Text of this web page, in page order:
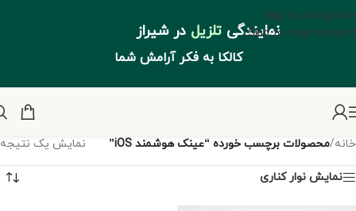
Skip to navigation
Skip to main content
نمایندگی تلزیل در شیراز
کالکا به فکر آرامش شما
خانه/محصولات برچسب خورده “عینک هوشمند iOS” نمایش یک نتیجه
نمایش نوار کناری